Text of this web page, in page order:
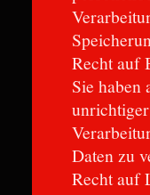
Recht auf
Sie haben
Daten zu
Recht auf